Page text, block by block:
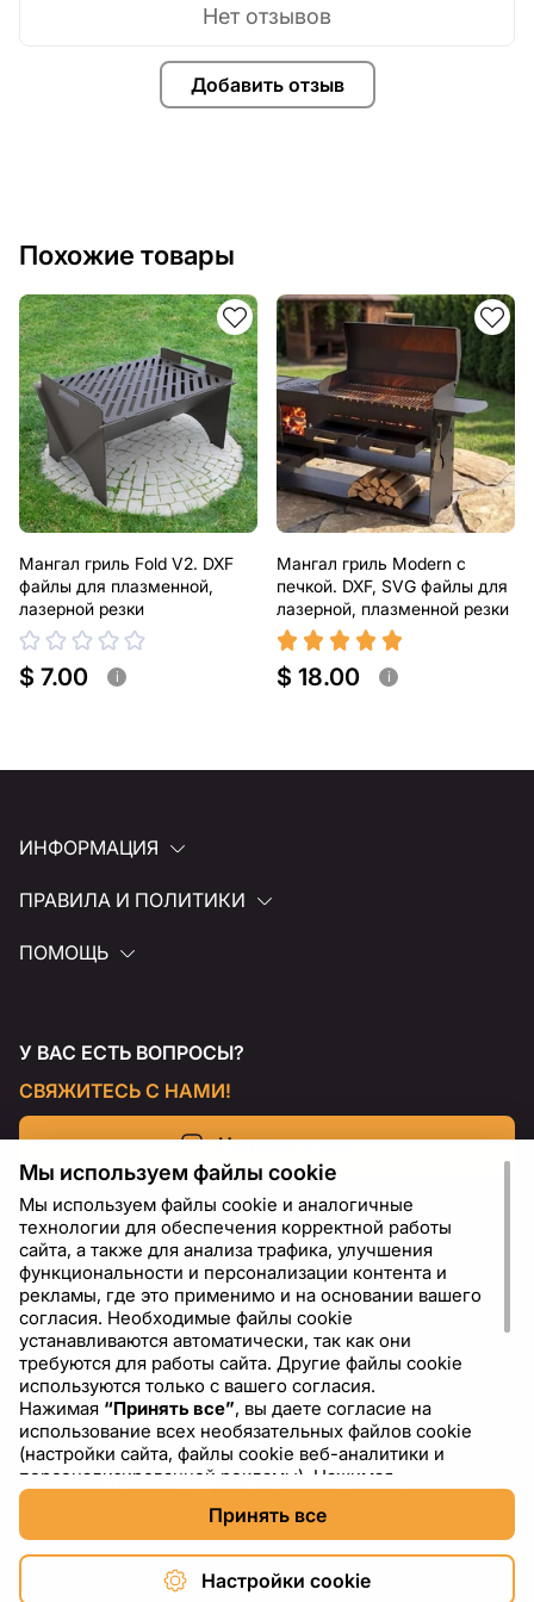
Добавить отзыв
Нет отзывов
Похожие товары
Мангал гриль Fold V2. DXF
файлы для плазменной,
лазерной резки
$ 7.00 i
Мангал гриль Modern с
печкой. DXF, SVG файлы для
лазерной, плазменной резки
$ 18.00 i
ИНФОРМАЦИЯ
ПРАВИЛА И ПОЛИТИКИ
ПОМОЩЬ
У ВАС ЕСТЬ ВОПРОСЫ?
СВЯЖИТЕСЬ С НАМИ!
Напишите нам
RU USD - US Dollar ($)
Мы используем файлы cookie
Мы используем файлы cookie и аналогичные
технологии для обеспечения корректной работы
сайта, а также для анализа трафика, улучшения
функциональности и персонализации контента и
рекламы, где это применимо и на основании вашего
согласия. Необходимые файлы cookie
устанавливаются автоматически, так как они
требуются для работы сайта. Другие файлы cookie
используются только с вашего согласия.
Нажимая “Принять все”, вы даете согласие на
использование всех необязательных файлов cookie
(настройки сайта, файлы cookie веб-аналитики и
персонализированной рекламы). Нажимая
“Отклонить все”
необходимые файлы cookie. Нажимая
cookie”, вы можете выбрать, какие категории файлов
cookie разрешить или отключить. Вы можете
изменить или отозвать свое согласие в любое время
Принять все
Настройки cookie